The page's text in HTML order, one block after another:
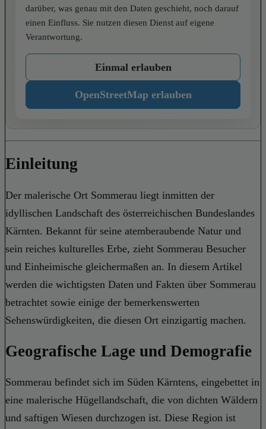
darüber, was genau mit den Daten geschieht, noch darauf
einen Einfluss. Sie nutzen diesen Dienst auf eigene
Verantwortung.
Einmal erlauben
OpenStreetMap erlauben
Einleitung
Der malerische Ort Sommerau liegt inmitten der
idyllischen Landschaft des österreichischen Bundeslandes
Kärnten. Bekannt für seine atemberaubende Natur und
sein reiches kulturelles Erbe, zieht Sommerau Besucher
und Einheimische gleichermaßen an. In diesem Artikel
werden die wichtigsten Daten und Fakten über Sommerau
betrachtet sowie einige der bemerkenswerten
Sehenswürdigkeiten, die diesen Ort einzigartig machen.
Geografische Lage und Demografie
Sommerau befindet sich im Süden Kärntens, eingebettet in
eine malerische Hügellandschaft, die von dichten Wäldern
und saftigen Wiesen durchzogen ist. Diese Region ist